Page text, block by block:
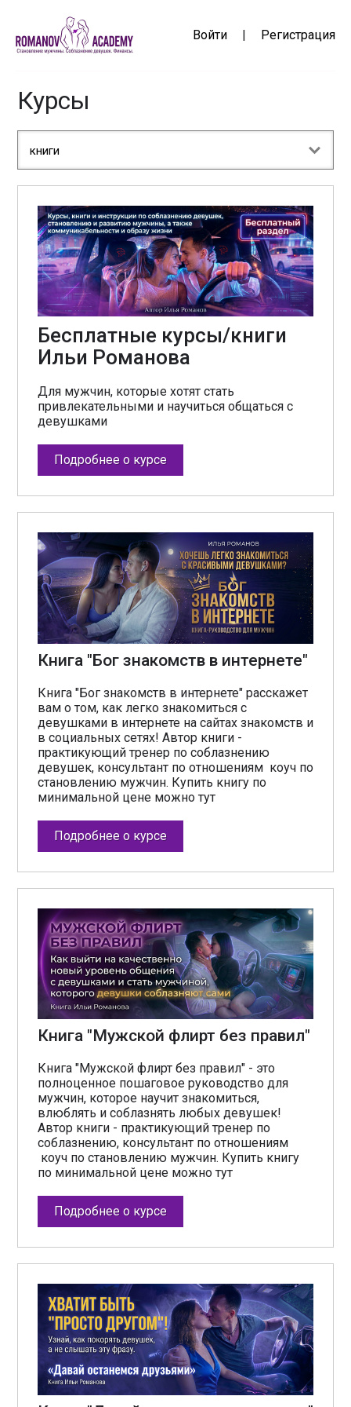
Войти | Регистрация
Курсы
книги
Бесплатные курсы/книги
Ильи Романова
Для мужчин, которые хотят стать
привлекательными и научиться общаться с
девушками
Подробнее о курсе
Книга "Бог знакомств в интернете"
Книга "Бог знакомств в интернете" расскажет
вам о том, как легко знакомиться с
девушками в интернете на сайтах знакомств и
в социальных сетях! Автор книги -
практикующий тренер по соблазнению
девушек, консультант по отношениям коуч по
становлению мужчин. Купить книгу по
минимальной цене можно тут
Подробнее о курсе
Книга "Мужской флирт без правил"
Книга "Мужской флирт без правил" - это
полноценное пошаговое руководство для
мужчин, которое научит знакомиться,
влюблять и соблазнять любых девушек!
Автор книги - практикующий тренер по
соблазнению, консультант по отношениям
коуч по становлению мужчин. Купить книгу
по минимальной цене можно тут
Подробнее о курсе